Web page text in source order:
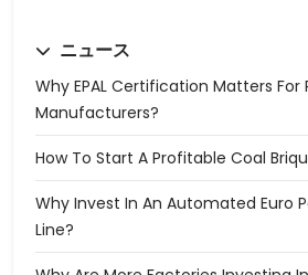
ニュース
Why EPAL Certification Matters For
Manufacturers?
How To Start A Profitable Coal
Why Invest In An Automated Euro
Line?